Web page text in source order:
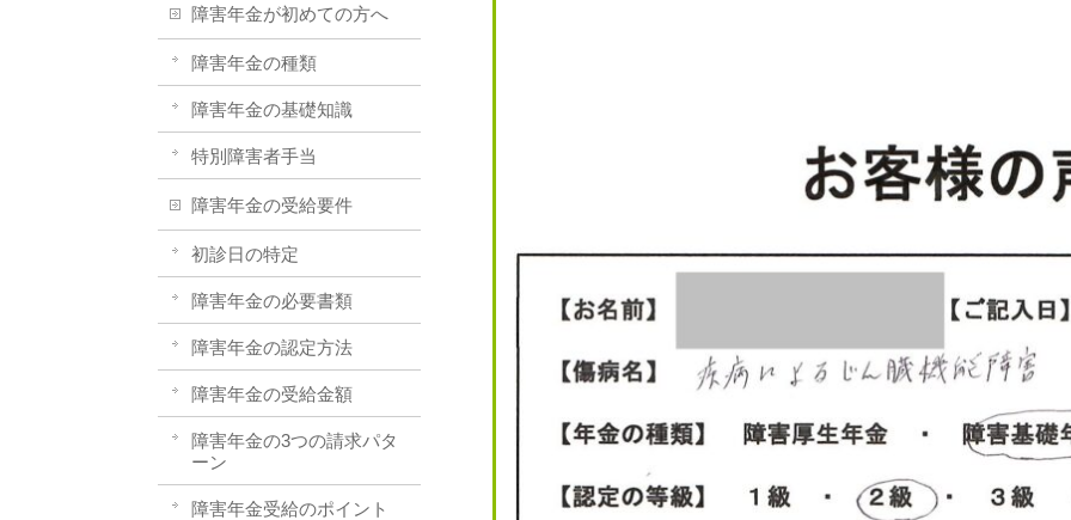
障害年金が初めての方へ
障害年金の種類
障害年金の基礎知識
特別障害者手当
障害年金の受給要件
初診日の特定
障害年金の必要書類
障害年金の認定方法
障害年金の受給金額
障害年金の3つの請求パタ
ーン
障害年金受給のポイント